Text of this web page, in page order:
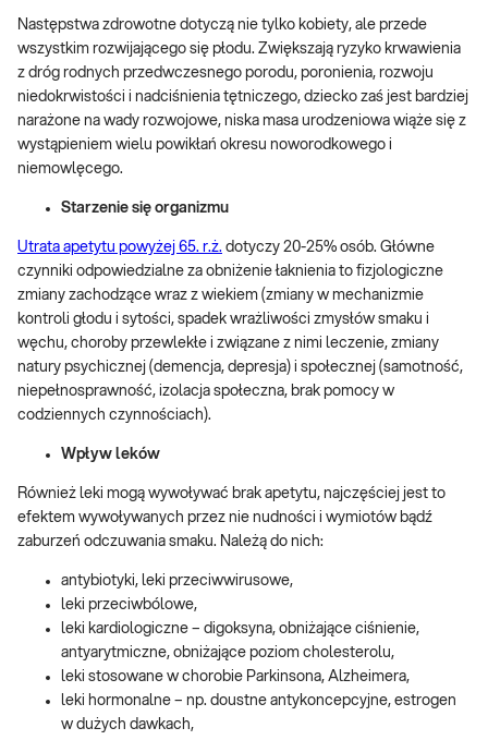
Następstwa zdrowotne dotyczą nie tylko kobiety, ale przede
wszystkim rozwijającego się płodu. Zwiększają ryzyko krwawienia
z dróg rodnych przedwczesnego porodu, poronienia, rozwoju
niedokrwistości i nadciśnienia tętniczego, dziecko zaś jest bardziej
narażone na wady rozwojowe, niska masa urodzeniowa wiąże się z
wystąpieniem wielu powikłań okresu noworodkowego i
niemowlęcego.
Starzenie się organizmu
Utrata apetytu powyżej 65. r.ż. dotyczy 20-25% osób. Główne
czynniki odpowiedzialne za obniżenie łaknienia to fizjologiczne
zmiany zachodzące wraz z wiekiem (zmiany w mechanizmie
kontroli głodu i sytości, spadek wrażliwości zmysłów smaku i
węchu, choroby przewlekłe i związane z nimi leczenie, zmiany
natury psychicznej (demencja, depresja) i społecznej (samotność,
niepełnosprawność, izolacja społeczna, brak pomocy w
codziennych czynnościach).
Wpływ leków
Również leki mogą wywoływać brak apetytu, najczęściej jest to
efektem wywoływanych przez nie nudności i wymiotów bądź
zaburzeń odczuwania smaku. Należą do nich:
antybiotyki, leki przeciwwirusowe,
leki przeciwbólowe,
leki kardiologiczne – digoksyna, obniżające ciśnienie,
antyarytmiczne, obniżające poziom cholesterolu,
leki stosowane w chorobie Parkinsona, Alzheimera,
leki hormonalne – np. doustne antykoncepcyjne, estrogen
w dużych dawkach,